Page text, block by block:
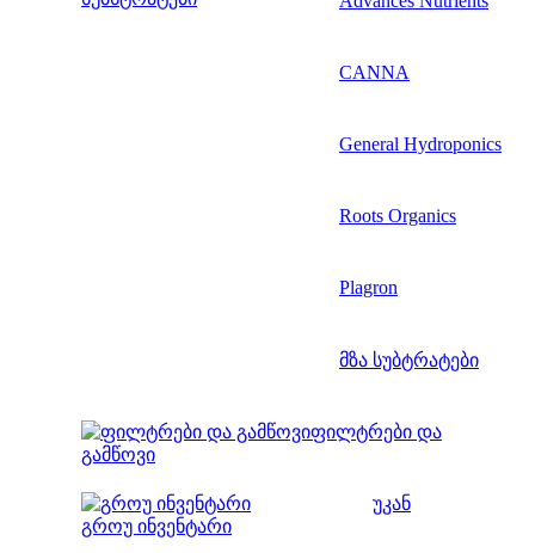
CANNA
General Hydroponics
Roots Organics
Plagron
მზა სუბტრატები
ფილტრები და
გამწოვი
გროუ ინვენტარი
უკან